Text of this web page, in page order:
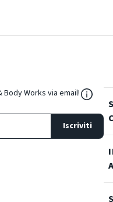
Works via email!
Iscriviti